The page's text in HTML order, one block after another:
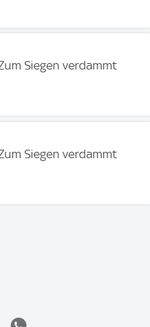
Siegen verdammt
Siegen verdammt